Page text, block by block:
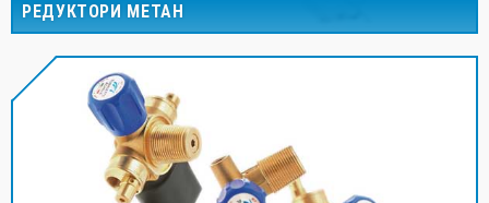
РЕДУКТОРИ МЕТАН